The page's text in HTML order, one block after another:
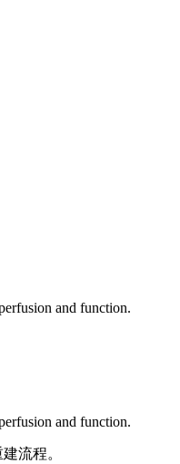
and function.
and function.
流程。